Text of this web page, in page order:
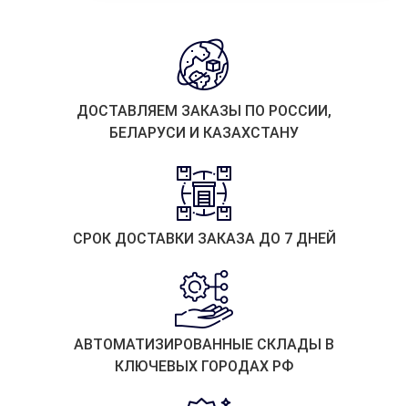
ДОСТАВЛЯЕМ ЗАКАЗЫ ПО РОССИИ,
БЕЛАРУСИ И КАЗАХСТАНУ
СРОК ДОСТАВКИ ЗАКАЗА ДО 7 ДНЕЙ
АВТОМАТИЗИРОВАННЫЕ СКЛАДЫ В
КЛЮЧЕВЫХ ГОРОДАХ РФ